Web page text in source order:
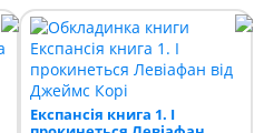
Експансія книга 1. І